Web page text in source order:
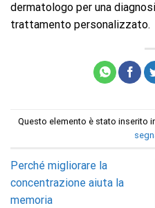
dermatologo per una
trattamento personalizzato.
Questo elemento è stato inserito
Perché migliorare la
concentrazione aiuta la
memoria